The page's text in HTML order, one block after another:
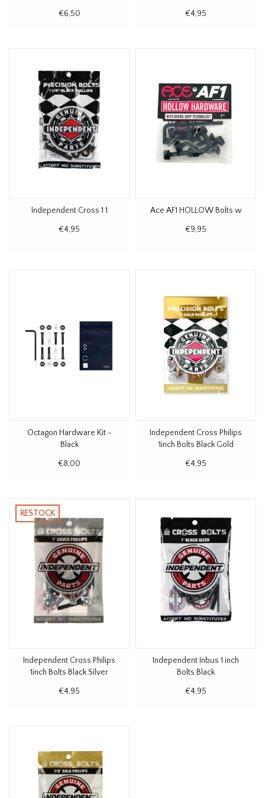
€6,50
€4,95
Independent Cross 1 1
€4,95
Ace AF1 HOLLOW Bolts w
€9,95
Octagon Hardware Kit -
Black
€8,00
Independent Cross Philips
1inch Bolts Black Gold
€4,95
RESTOCK
Independent Cross Philips
1inch Bolts Black Silver
€4,95
Independent Inbus 1 inch
Bolts Black
€4,95